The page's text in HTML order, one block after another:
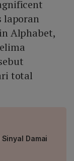
laporan
Alphabet,
total
Damai